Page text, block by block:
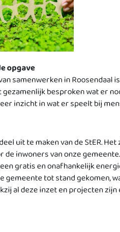
opgave
samenwerken in
besproken wat er
inzicht in wat er speelt bij
uit te maken van de StER.
inwoners van onze
gratis en onafhankelijk
gemeente tot stand gekomen,
al deze inzet en projecten